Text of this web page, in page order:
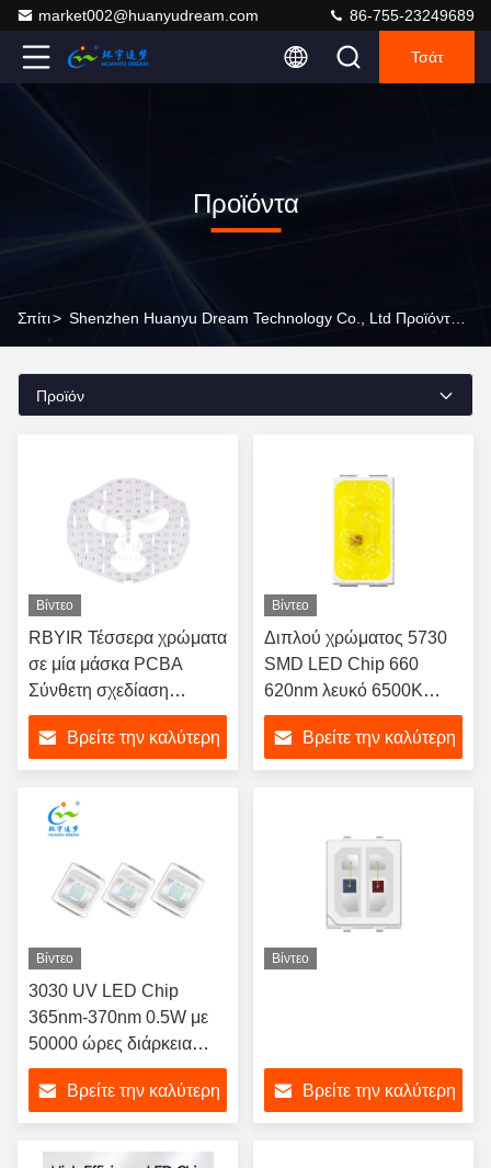
market002@huanyudream.com 86-755-23249689
Τσάτ
Προϊόντα
Σπίτι>
Προϊόν
Βίντεο
RBYIR Τέσσερα χρώματα
σε μία μάσκα PCBA
Σύνθετη σχεδίαση
αλουμινίου διπλής όψης
Σταθερό ρεύμα Εύκαμπτο
PCBA Υπέρυθρο
για Μάσκα
Προσώπου Θεραπεία
Ακμής Βελτίωση
Βρείτε την καλύτερη
Βίντεο
Διπλού χρώματος 5730
SMD LED Chip 660
620nm λευκό 6500K
Πλήρους φάσματος
Διαθέσιμη προσαρμογή
1W Για φως πλήρωσης
Βρείτε την καλύτερη
Βίντεο
3030 UV LED Chip
365nm-370nm 0.5W με
50000 ώρες διάρκεια
ζωής για ιατρικές και
αποστειρωτικές
εφαρμογές
Βρείτε την καλύτερη
Βίντεο
Βρείτε την καλύτερη